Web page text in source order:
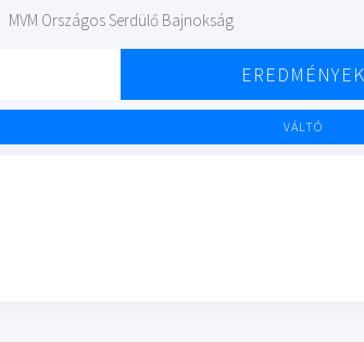
MVM Országos Serdülő Bajnokság
EREDMÉNYEK
VÁLTÓ